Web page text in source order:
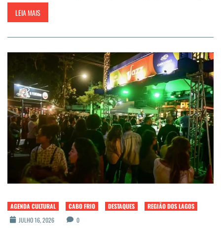
LEIA MAIS
AGENDA CULTURAL CABO FRIO DESTAQUES
REGIÃO DOS LAGOS
JULHO 16, 2026
0